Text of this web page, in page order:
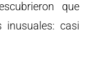
que
inusuales: casi